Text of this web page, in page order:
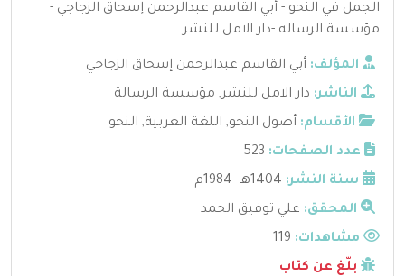
الجمل في النحو - أبي القاسم عبدالرحمن إسحاق الزجاجي -
مؤسسة الرساله -دار الامل للنشر
المؤلف: أبي القاسم عبدالرحمن إسحاق الزجاجي
الناشر: دار الامل للنشر, مؤسسة الرسالة
الأقسام: أصول النحو, اللغة العربية, النحو
عدد الصفحات: 523
سنة النشر: 1404هـ -1984م
المحقق: علي توفيق الحمد
مشاهدات:
بلّغ عن كتاب